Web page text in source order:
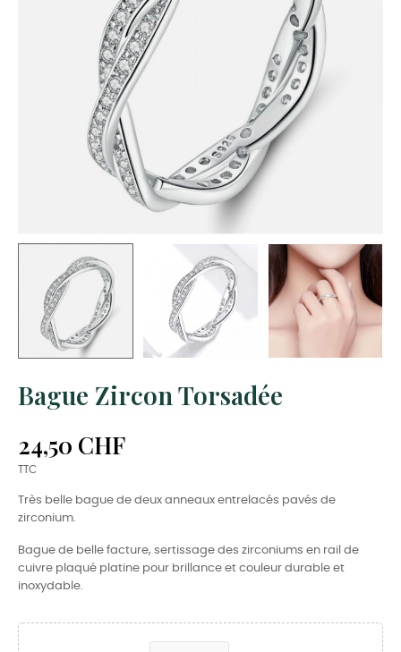
Bague Zircon Torsadée
24,50 CHF
TTC
Très belle bague de deux anneaux entrelacés pavés de
zirconium.
Bague de belle facture, sertissage des zirconiums en rail de
cuivre plaqué platine pour brillance et couleur durable et
inoxydable.